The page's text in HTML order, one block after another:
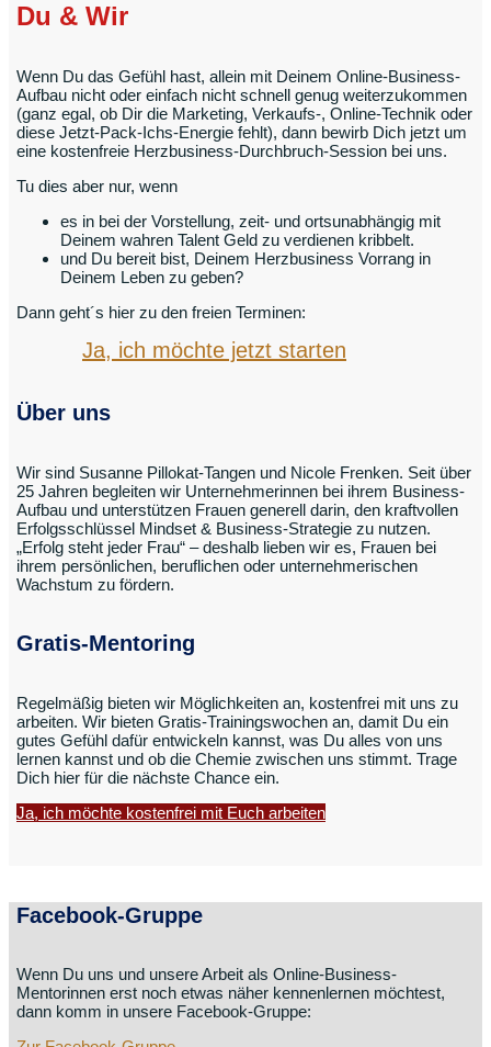
Du & Wir
Wenn Du das Gefühl hast, allein mit Deinem Online-Business-
Aufbau nicht oder einfach nicht schnell genug weiterzukommen
(ganz egal, ob Dir die Marketing, Verkaufs-, Online-Technik oder
diese Jetzt-Pack-Ichs-Energie fehlt), dann bewirb Dich jetzt um
eine kostenfreie Herzbusiness-Durchbruch-Session bei uns.
Tu dies aber nur, wenn
es in bei der Vorstellung, zeit- und ortsunabhängig mit
Deinem wahren Talent Geld zu verdienen kribbelt.
und Du bereit bist, Deinem Herzbusiness Vorrang in
Deinem Leben zu geben?
Dann geht´s hier zu den freien Terminen:
Ja, ich möchte jetzt starten
Über uns
Wir sind Susanne Pillokat-Tangen und Nicole Frenken. Seit über
25 Jahren begleiten wir Unternehmerinnen bei ihrem Business-
Aufbau und unterstützen Frauen generell darin, den kraftvollen
Erfolgsschlüssel Mindset & Business-Strategie zu nutzen.
„Erfolg steht jeder Frau“ – deshalb lieben wir es, Frauen bei
ihrem persönlichen, beruflichen oder unternehmerischen
Wachstum zu fördern.
Gratis-Mentoring
Regelmäßig bieten wir Möglichkeiten an, kostenfrei mit uns zu
arbeiten. Wir bieten Gratis-Trainingswochen an, damit Du ein
gutes Gefühl dafür entwickeln kannst, was Du alles von uns
lernen kannst und ob die Chemie zwischen uns stimmt. Trage
Dich hier für die nächste Chance ein.
Ja, ich möchte kostenfrei mit Euch arbeiten
Facebook-Gruppe
Wenn Du uns und unsere Arbeit als Online-Business-
Mentorinnen erst noch etwas näher kennenlernen möchtest,
dann komm in unsere Facebook-Gruppe: